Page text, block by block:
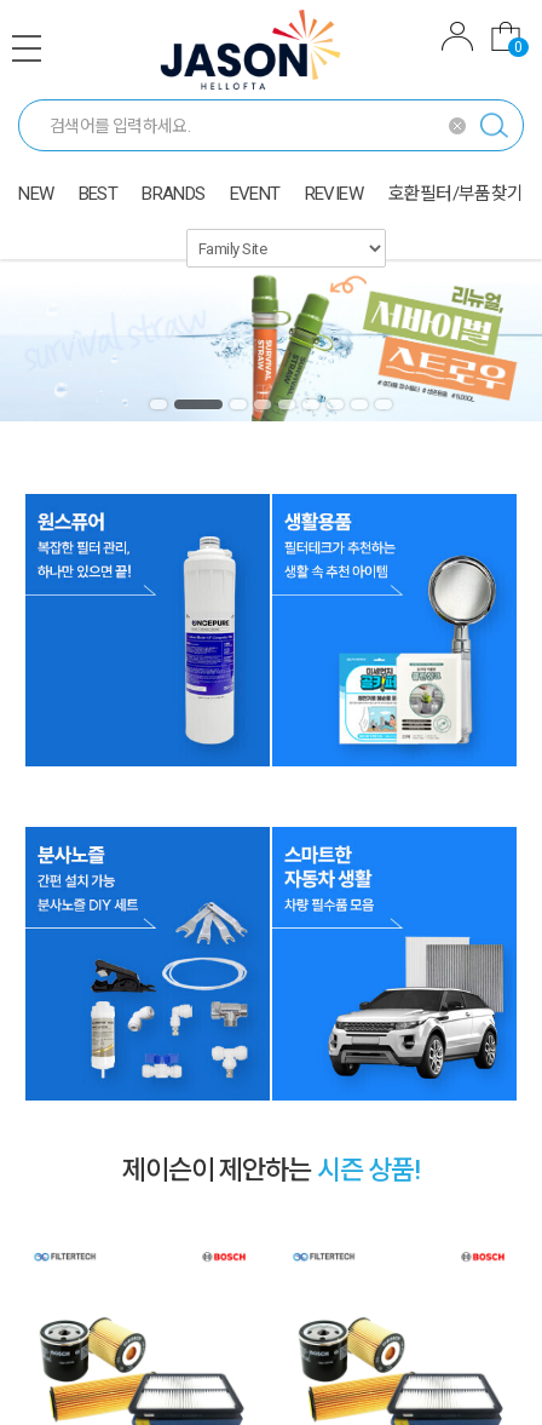
0
NEW BEST BRANDS EVENT REVIEW 호환필터/부품찾기
제이슨이 제안하는 시즌 상품!